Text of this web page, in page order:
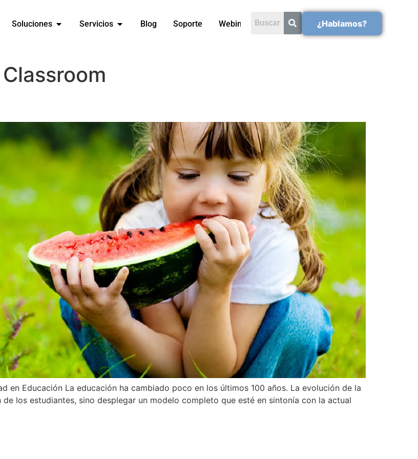
Soluciones Servicios Blog Soporte Webinars ¿Hablamos?
en Educación La educación ha cambiado poco en los últimos 100 años. La evolución de la
los estudiantes, sino desplegar un modelo completo que esté en sintonía con la actual